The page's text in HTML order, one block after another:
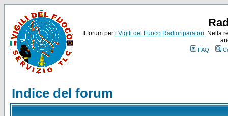
Il forum per i Vigili del Fuoco Radioriparatori. Nella
FAQ
Indice del forum